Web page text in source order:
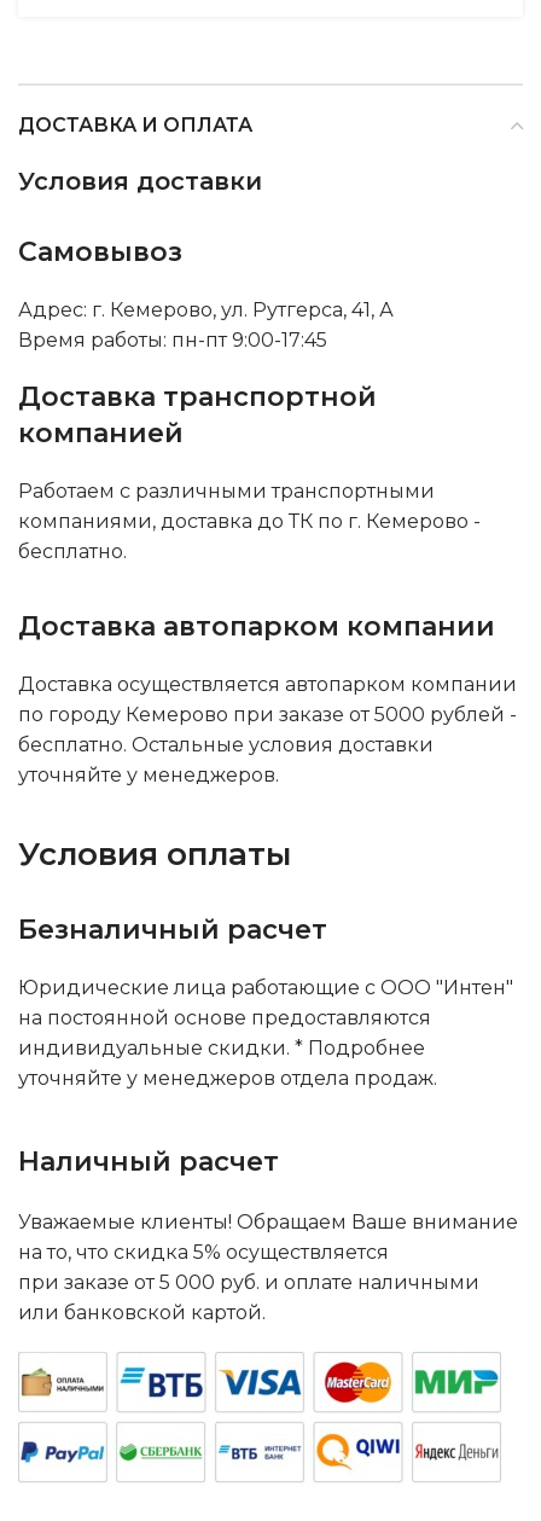
ДОСТАВКА И ОПЛАТА
Условия доставки
Самовывоз
Адрес: г. Кемерово, ул. Рутгерса, 41, А
Время работы: пн-пт 9:00-17:45
Доставка транспортной
компанией
Работаем с различными транспортными
компаниями, доставка до ТК по г. Кемерово -
бесплатно.
Доставка автопарком компании
Доставка осуществляется автопарком компании
по городу Кемерово при заказе от 5000 рублей -
бесплатно. Остальные условия доставки
уточняйте у менеджеров.
Условия оплаты
Безналичный расчет
Юридические лица работающие с ООО "Интен"
на постоянной основе предоставляются
индивидуальные скидки. * Подробнее
уточняйте у менеджеров отдела продаж.
Наличный расчет
Уважаемые клиенты! Обращаем Ваше внимание
на то, что скидка 5% осуществляется
при заказе от 5 000 руб. и оплате наличными
или банковской картой.